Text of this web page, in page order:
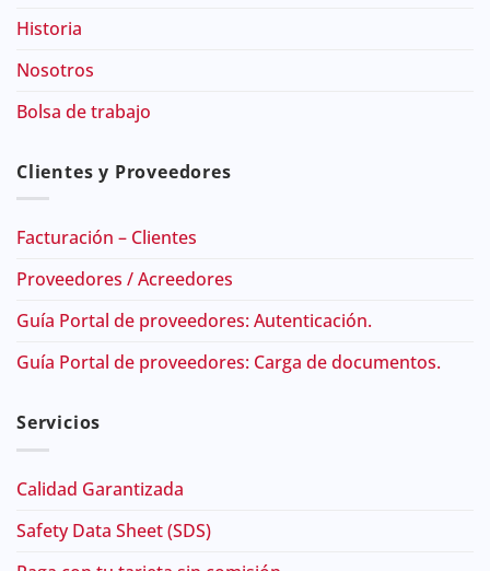
Historia
Nosotros
Bolsa de trabajo
Clientes y Proveedores
Facturación – Clientes
Proveedores / Acreedores
Guía Portal de proveedores: Autenticación.
Guía Portal de proveedores: Carga de documentos.
Servicios
Calidad Garantizada
Safety Data Sheet (SDS)